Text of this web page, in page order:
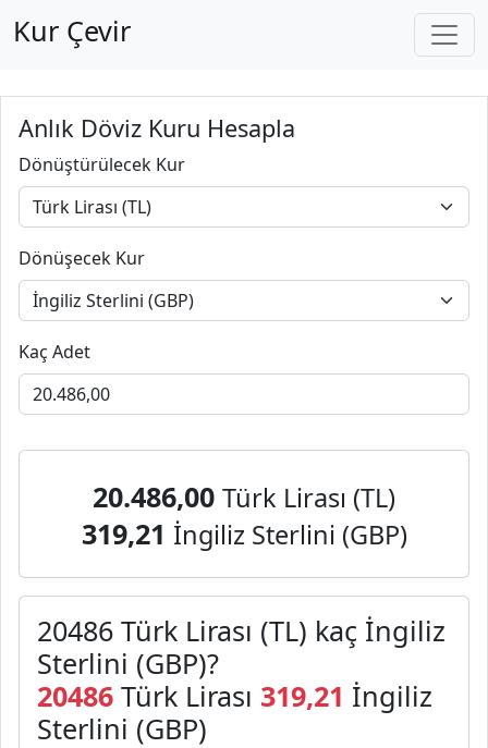
Kur Çevir
Anlık Döviz Kuru Hesapla
Dönüştürülecek Kur
Dönüşecek Kur
Kaç Adet
20.486,00 Türk Lirası (TL)
319,21 İngiliz Sterlini (GBP)
20486 Türk Lirası (TL) kaç İngiliz
Sterlini (GBP)?
20486 Türk Lirası 319,21 İngiliz
Sterlini (GBP)